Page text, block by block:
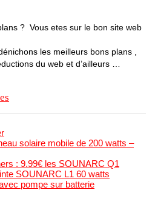
? Vous etes sur le bon site web
les meilleurs bons plans ,
du web et d’ailleurs …
solaire mobile de 200 watts –
: 9.99€ les SOUNARC Q1
SOUNARC L1 60 watts
pompe sur batterie